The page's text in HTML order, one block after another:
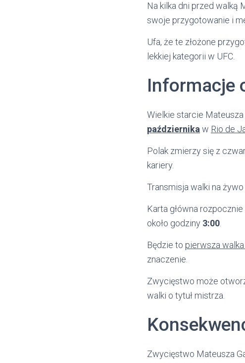
Na kilka dni przed walką
swoje przygotowanie i
Ufa, że te złożone
lekkiej kategorii w UFC.
Informacje
Wielkie starcie
października w Rio de
Polak zmierzy się z
kariery.
Transmisja walki na
Karta główna
około godziny 3:00
Będzie to pierwsza walka
znaczenie.
Zwycięstwo może
walki o tytuł mistrza.
Zwycięstwo Mateusza